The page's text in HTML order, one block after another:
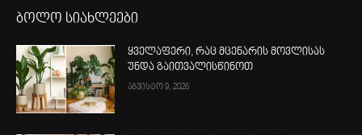
ბოლო სიახლეები
ყველაფერი, რაც მცენარის მოვლისას
უნდა გაითვალისწინოთ
აგვისტო 9, 2026